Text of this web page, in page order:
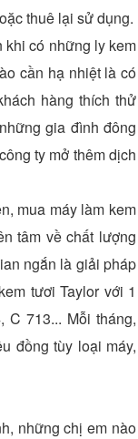
thuê lại sử dụng.
khi có những ly kem
cần hạ nhiệt là có
hàng thích thử
gia đình đông
ty mở thêm dịch
mua máy làm kem
tâm về chất lượng
ngắn là giải pháp
tươi Taylor với 1
C 713... Mỗi tháng,
đồng tùy loại máy,
những chị em nào